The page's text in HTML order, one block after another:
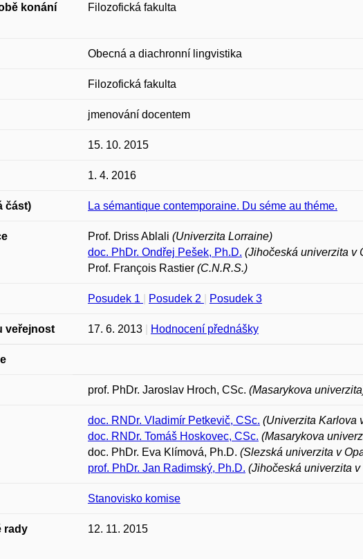
konání
Filozofická fakulta
Obecná a diachronní lingvistika
Filozofická fakulta
jmenování docentem
15. 10. 2015
1. 4. 2016
část) La sémantique contemporaine. Du séme au théme.
Prof. Driss Ablali (Univerzita Lorraine)
doc. PhDr. Ondřej Pešek, Ph.D. (Jihočeská univerzita v
Prof. François Rastier (C.N.R.S.)
Posudek 1 Posudek 2 Posudek 3
veřejnost 17. 6. 2013 Hodnocení přednášky
prof. PhDr. Jaroslav Hroch, CSc. (Masarykova
doc. RNDr. Vladimír Petkevič, CSc. (Univerzita Karlova
doc. RNDr. Tomáš Hoskovec, CSc. (Masarykova
doc. PhDr. Eva Klímová, Ph.D. (Slezská univerzita v
prof. PhDr. Jan Radimský, Ph.D. (Jihočeská univerzita
Stanovisko komise
rady
12. 11. 2015